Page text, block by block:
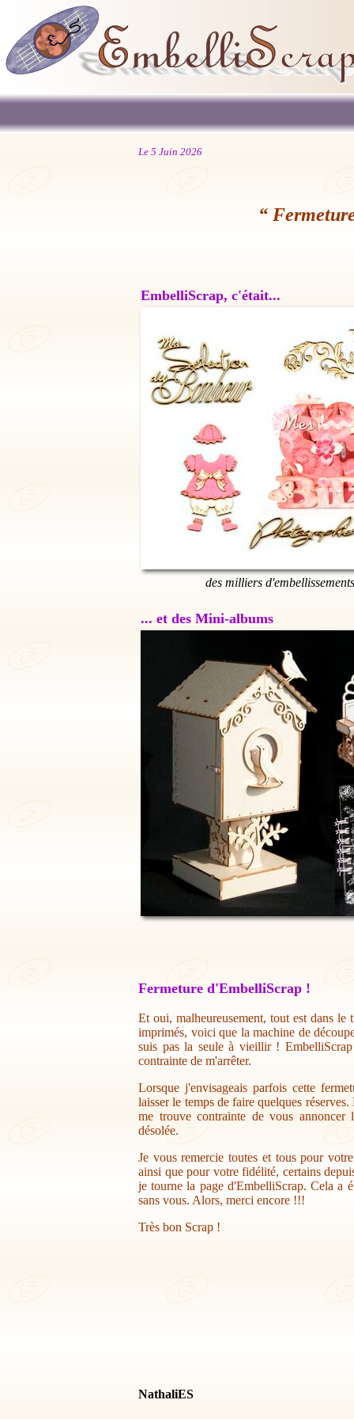
Le 5 Juin 2026
“
EmbelliScrap, c'était...
des milliers
... et des Mini-albums
Fermeture d'EmbelliScrap !
Et oui, malheureusement, tout est dans
imprimés, voici que la machine de
suis pas la seule à vieillir !
contrainte de m'arrêter.
Lorsque j'envisageais parfois cette
laisser le temps de faire quelques
me trouve contrainte de vous annoncer
désolée.
Je vous remercie toutes et tous pour
ainsi que pour votre fidélité, certains
je tourne la page d'EmbelliScrap. Cela a
sans vous. Alors, merci encore !!!
Très bon Scrap !
NathaliES